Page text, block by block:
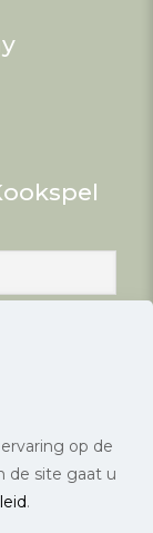
|
op de
de site gaat u
.